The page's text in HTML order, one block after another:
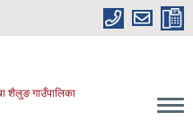
शैलुङ गाउँपालिका